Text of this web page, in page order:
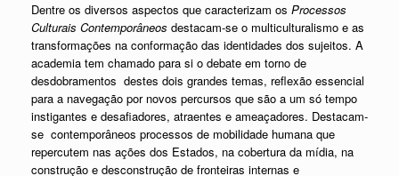
Dentre os diversos aspectos que caracterizam os Processos
Culturais Contemporâneos destacam-se o multiculturalismo e as
transformações na conformação das identidades dos sujeitos. A
academia tem chamado para si o debate em torno de
desdobramentos destes dois grandes temas, reflexão essencial
para a navegação por novos percursos que são a um só tempo
instigantes e desafiadores, atraentes e ameaçadores. Destacam-
se contemporâneos processos de mobilidade humana que
repercutem nas ações dos Estados, na cobertura da mídia, na
construção e desconstrução de fronteiras internas e